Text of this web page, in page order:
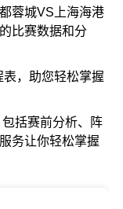
蓉城VS上海海港
比赛数据和分
，助您轻松掌握
括赛前分析、阵
务让你轻松掌握